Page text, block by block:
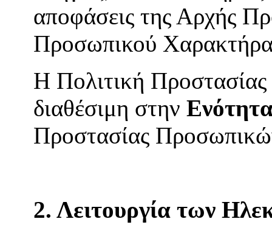
αποφάσεις της Αρχής
Προσωπικού
Η Πολιτική
διαθέσιμη στην
Προστασίας
2. Λειτουργία των